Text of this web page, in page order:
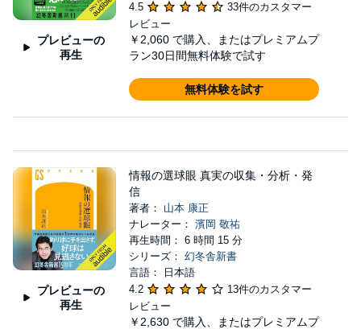
プレビューの
再生
4.5
33件のカスタマー
レビュー
￥2,060 で購入、またはプレミアムプ
ラン30日間無料体験で試す
無料体験を試す
プレビューの
再生
情報の選球眼 真実の収集・分析・発
信
著者： 山本 康正
ナレーター： 濱岡 敬祐
再生時間： 6 時間 15 分
シリーズ： 幻冬舎新書
言語： 日本語
4.2
13件のカスタマー
レビュー
￥2,630 で購入、またはプレミアムプ